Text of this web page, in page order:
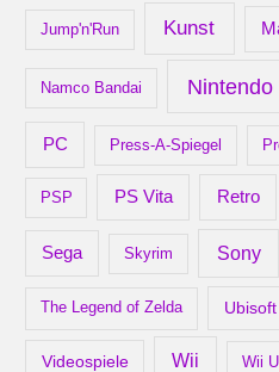
Jump'n'Run Kunst
Namco Bandai Nintendo
PC Press-A-Spiegel
PSP PS Vita Retro
Sega Skyrim Sony
The Legend of Zelda Ubisoft
Videospiele Wii Wii U